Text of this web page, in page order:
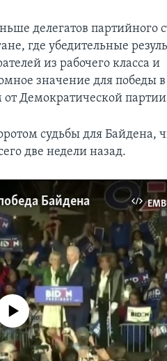
делегатов партийного
где убедительные
из рабочего класса и
значение для победы в
Демократической
судьбы для Байдена,
две недели назад.
Байдена
currently available